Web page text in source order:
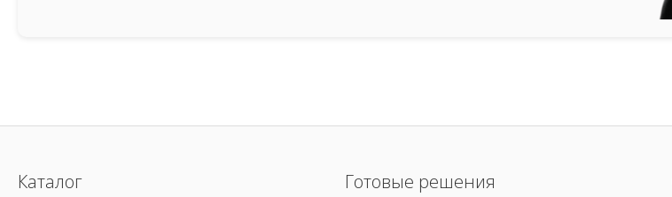
Каталог Готовые решения